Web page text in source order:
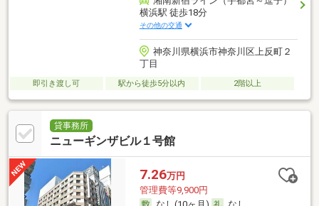
横浜駅 徒歩18分
その他の交通
神奈川県横浜市神奈川区上反町２
丁目
即引き渡し可 駅から徒歩5分以内 2階以上
貸事務所
ニューギンザビル１号館
7.26万円
管理費等9,900円